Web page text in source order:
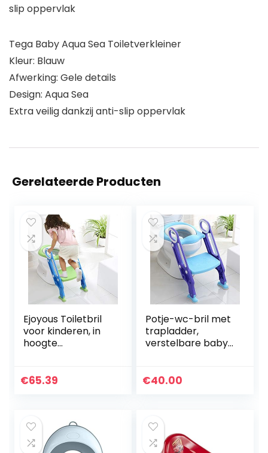
slip oppervlak
Tega Baby Aqua Sea Toiletverkleiner
Kleur: Blauw
Afwerking: Gele details
Design: Aqua Sea
Extra veilig dankzij anti-slip oppervlak
Gerelateerde Producten
Ejoyous Toiletbril
voor kinderen, in
hoogte
toilettrainer met
€65.39
Potje-wc-bril met
trapladder,
verstelbare baby-
zacht gevoerd
€40.00